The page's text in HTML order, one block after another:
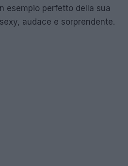
esempio perfetto della sua
audace e sorprendente.